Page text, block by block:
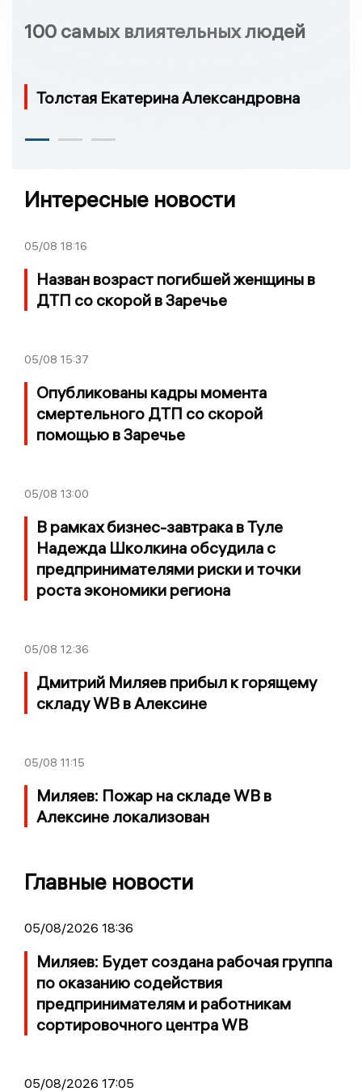
100 самых влиятельных людей
Толстая Екатерина Александровна
Интересные новости
05/08 18:16
Назван возраст погибшей женщины в
ДТП со скорой в Заречье
05/08 15:37
Опубликованы кадры момента
смертельного ДТП со скорой
помощью в Заречье
05/08 13:00
В рамках бизнес-завтрака в Туле
Надежда Школкина обсудила с
предпринимателями риски и точки
роста экономики региона
05/08 12:36
Дмитрий Миляев прибыл к горящему
складу WB в Алексине
05/08 11:15
Миляев: Пожар на складе WB в
Алексине локализован
Главные новости
05/08/2026 18:36
Миляев: Будет создана рабочая группа
по оказанию содействия
предпринимателям и работникам
сортировочного центра WB
05/08/2026 17:05